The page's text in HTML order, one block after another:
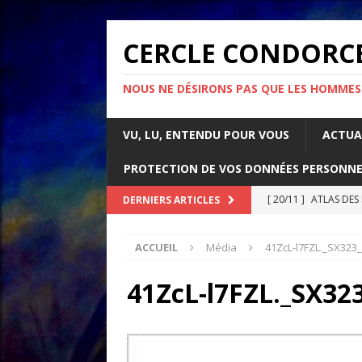
CERCLE
NOUS NE DÉSIRONS PAS QUE LES
VU, LU, ENTENDU POUR VOUS
PROTECTION DE VOS DONNÉES
DERNIERS ARTICLES [ 20/11 ] ATLAS
rapport d’Amnesty
[ 21/10 ]
ACTUALITÉS
[ 05/05 ] La guerre
ACCUEIL Média 41ZcL-
41ZcL-